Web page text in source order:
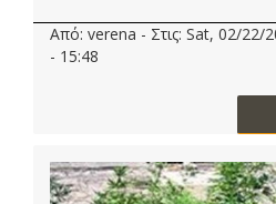
Από: verena - Στις: Sat, 02/22/
- 15:48